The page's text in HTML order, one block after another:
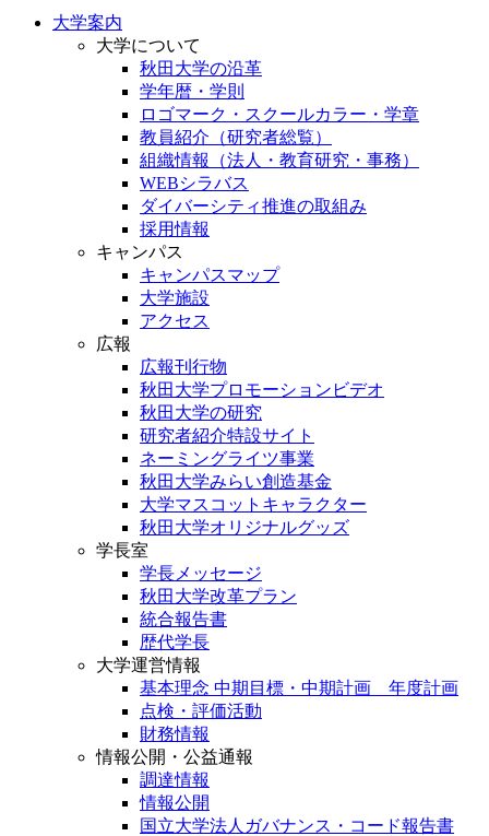
大学案内
大学について
秋田大学の沿革
学年暦・学則
ロゴマーク・スクールカラー・学章
教員紹介（研究者総覧）
組織情報（法人・教育研究・事務）
WEBシラバス
ダイバーシティ推進の取組み
採用情報
キャンパス
キャンパスマップ
大学施設
アクセス
広報
広報刊行物
秋田大学プロモーションビデオ
秋田大学の研究
研究者紹介特設サイト
ネーミングライツ事業
秋田大学みらい創造基金
大学マスコットキャラクター
秋田大学オリジナルグッズ
学長室
学長メッセージ
秋田大学改革プラン
統合報告書
歴代学長
大学運営情報
基本理念 中期目標・中期計画 年度計画
点検・評価活動
財務情報
情報公開・公益通報
調達情報
情報公開
国立大学法人ガバナンス・コード報告書